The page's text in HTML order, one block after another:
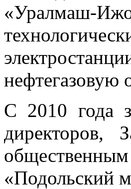
«Уралмаш-
нефтегазовую
С 2010 года
директоров,
«Подольский